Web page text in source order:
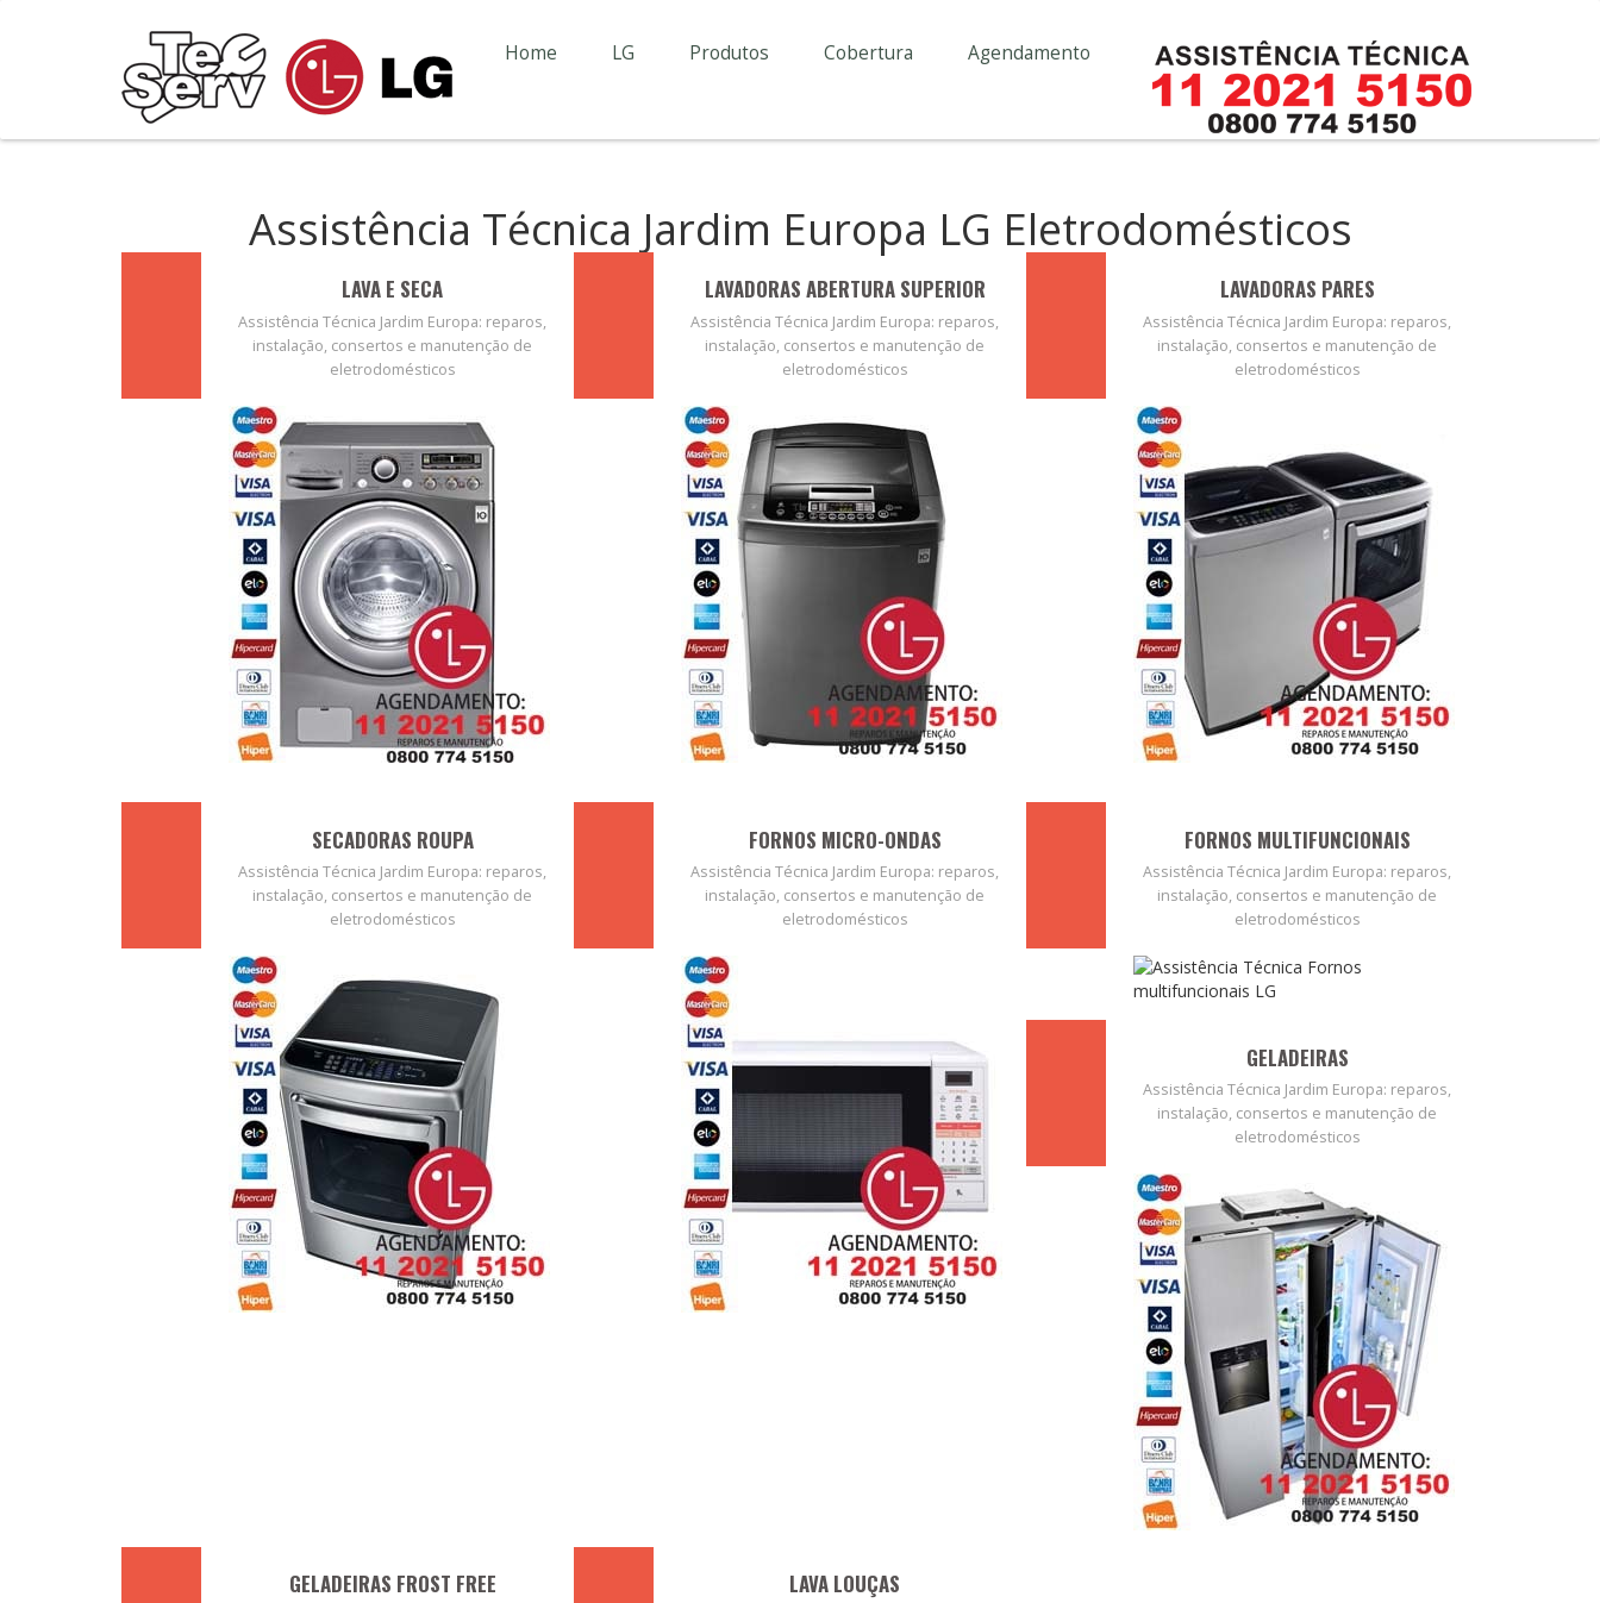
Home LG Produtos Cobertura Agendamento
Assistência Técnica Jardim Europa LG Eletrodomésticos
LAVA E SECA
Assistência Técnica Jardim Europa: reparos,
instalação, consertos e manutenção de
eletrodomésticos
LAVADORAS ABERTURA SUPERIOR
Assistência Técnica Jardim Europa: reparos,
instalação, consertos e manutenção de
eletrodomésticos
LAVADORAS PARES
Assistência Técnica Jardim Europa: reparos,
instalação, consertos e manutenção de
eletrodomésticos
SECADORAS ROUPA
Assistência Técnica Jardim Europa: reparos,
instalação, consertos e manutenção de
eletrodomésticos
FORNOS MICRO-ONDAS
Assistência Técnica Jardim Europa: reparos,
instalação, consertos e manutenção de
eletrodomésticos
FORNOS MULTIFUNCIONAIS
Assistência Técnica Jardim Europa: reparos,
instalação, consertos e manutenção de
eletrodomésticos
GELADEIRAS
Assistência Técnica Jardim Europa: reparos,
instalação, consertos e manutenção de
eletrodomésticos
GELADEIRAS FROST FREE LAVA LOUÇAS